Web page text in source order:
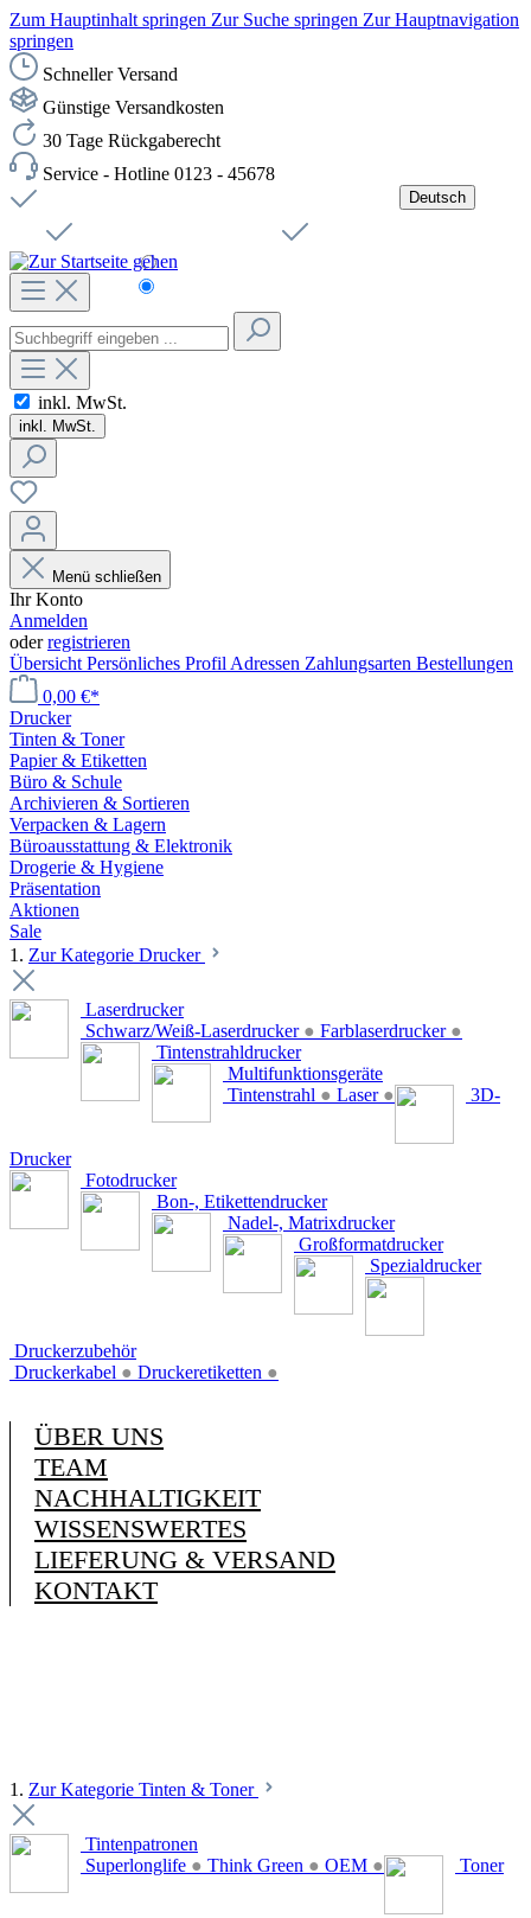
Zum Hauptinhalt springen Zur Suche springen Zur Hauptnavigation
springen
Schneller Versand
Günstige Versandkosten
30 Tage Rückgaberecht
Service - Hotline 0123 - 45678
Deutsch
Čeština
inkl. MwSt.
inkl. MwSt.
Menü schließen
Ihr Konto
Anmelden
oderregistrieren
Übersicht Persönliches Profil Adressen Zahlungsarten Bestellungen
0,00 €*
Drucker
Tinten & Toner
Papier & Etiketten
Büro & Schule
Archivieren & Sortieren
Verpacken & Lagern
Büroausstattung & Elektronik
Drogerie & Hygiene
Präsentation
Aktionen
Sale
1. Zur Kategorie Drucker
Laserdrucker
Schwarz/Weiß-Laserdrucker ● Farblaserdrucker ●
Tintenstrahldrucker
Multifunktionsgeräte
Tintenstrahl ● Laser ● 3D-
Drucker
Fotodrucker
Bon-, Etikettendrucker
Nadel-, Matrixdrucker
Großformatdrucker
Spezialdrucker
Druckerzubehör
Druckerkabel ● Druckeretiketten ●
ÜBER UNS
TEAM
NACHHALTIGKEIT
WISSENSWERTES
LIEFERUNG & VERSAND
KONTAKT
1. Zur Kategorie Tinten & Toner
Tintenpatronen
Superlonglife ● Think Green ● OEM ● Toner